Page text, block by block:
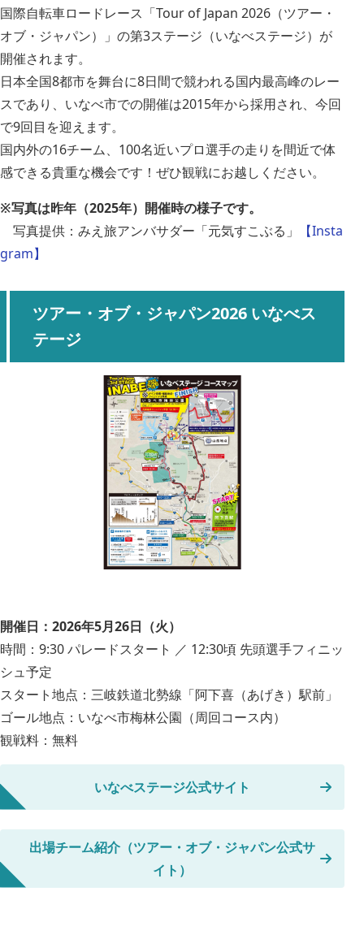
国際自転車ロードレース「Tour of Japan 2026（ツアー・
オブ・ジャパン）」の第3ステージ（いなべステージ）が
開催されます。
日本全国8都市を舞台に8日間で競われる国内最高峰のレー
スであり、いなべ市での開催は2015年から採用され、今回
で9回目を迎えます。
国内外の16チーム、100名近いプロ選手の走りを間近で体
感できる貴重な機会です！ぜひ観戦にお越しください。
※写真は昨年（2025年）開催時の様子です。
写真提供：みえ旅アンバサダー「元気すこぶる」
【Insta
gram】
ツアー・オブ・ジャパン2026 いなべス
テージ
開催日：2026年5月26日（火）
時間：9:30 パレードスタート ／ 12:30頃 先頭選手フィニッ
シュ予定
スタート地点：三岐鉄道北勢線「阿下喜（あげき）駅前」
ゴール地点：いなべ市梅林公園（周回コース内）
観戦料：無料
いなべステージ公式サイト
出場チーム紹介（ツアー・オブ・ジャパン公式サ
イト）